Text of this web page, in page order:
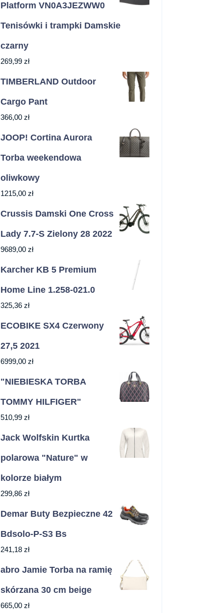
Platform VN0A3JEZWW0
Tenisówki i trampki Damskie
czarny
269,99 zł
TIMBERLAND Outdoor
Cargo Pant
366,00 zł
JOOP! Cortina Aurora
Torba weekendowa
oliwkowy
1215,00 zł
Crussis Damski One Cross
Lady 7.7-S Zielony 28 2022
9689,00 zł
Karcher KB 5 Premium
Home Line 1.258-021.0
325,36 zł
ECOBIKE SX4 Czerwony
27,5 2021
6999,00 zł
"NIEBIESKA TORBA
TOMMY HILFIGER"
510,99 zł
Jack Wolfskin Kurtka
polarowa "Nature" w
kolorze białym
299,86 zł
Demar Buty Bezpieczne 42
Bdsolo-P-S3 Bs
241,18 zł
abro Jamie Torba na ramię
skórzana 30 cm beige
665,00 zł